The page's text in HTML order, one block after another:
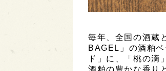
毎年、全国の酒蔵
BAGEL」の酒粕
ド」に、「桃の滴
酒粕の豊かな香り